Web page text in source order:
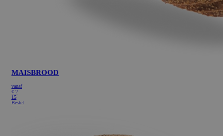
MAISBROOD
vanaf
€ 2
15
Bestel